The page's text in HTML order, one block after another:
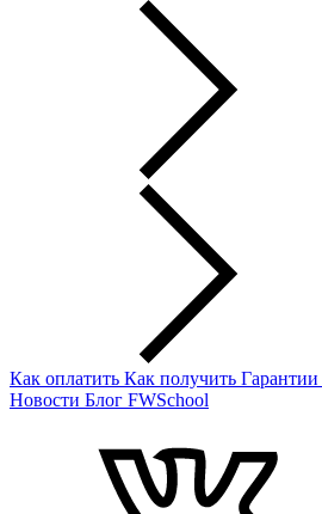
Как оплатить Как получить Гарантии
Новости Блог FWSchool